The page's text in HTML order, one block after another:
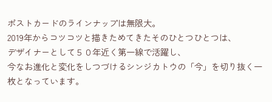
ポストカードのラインナップは無限大。
2019年からコツコツと描きためてきたそのひとつひとつは、
デザイナーとして５０年近く第一線で活躍し、
今なお進化と変化をしつづけるシンジカトウの「今」を切り抜く一
枚となっています。